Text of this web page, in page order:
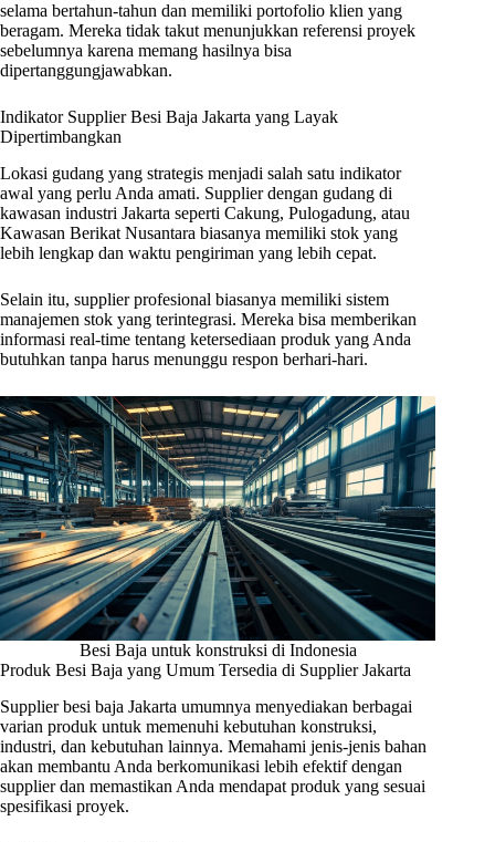
selama bertahun-tahun dan memiliki portofolio klien yang
beragam. Mereka tidak takut menunjukkan referensi proyek
sebelumnya karena memang hasilnya bisa
dipertanggungjawabkan.
Indikator Supplier Besi Baja Jakarta yang Layak
Dipertimbangkan
Lokasi gudang yang strategis menjadi salah satu indikator
awal yang perlu Anda amati. Supplier dengan gudang di
kawasan industri Jakarta seperti Cakung, Pulogadung, atau
Kawasan Berikat Nusantara biasanya memiliki stok yang
lebih lengkap dan waktu pengiriman yang lebih cepat.
Selain itu, supplier profesional biasanya memiliki sistem
manajemen stok yang terintegrasi. Mereka bisa memberikan
informasi real-time tentang ketersediaan produk yang Anda
butuhkan tanpa harus menunggu respon berhari-hari.
Besi Baja untuk konstruksi di Indonesia
Produk Besi Baja yang Umum Tersedia di Supplier Jakarta
Supplier besi baja Jakarta umumnya menyediakan berbagai
varian produk untuk memenuhi kebutuhan konstruksi,
industri, dan kebutuhan lainnya. Memahami jenis-jenis bahan
akan membantu Anda berkomunikasi lebih efektif dengan
supplier dan memastikan Anda mendapat produk yang sesuai
spesifikasi proyek.